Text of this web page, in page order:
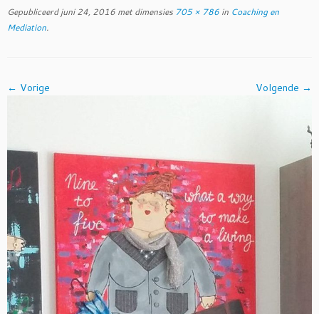
Gepubliceerd juni 24, 2016 met dimensies 705 × 786 in Coaching en
Mediation.
← Vorige Volgende →